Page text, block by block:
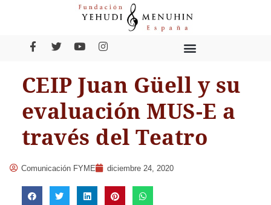
CEIP Juan Güell y su
evaluación MUS-E a
través del Teatro
Comunicación FYME diciembre 24, 2020